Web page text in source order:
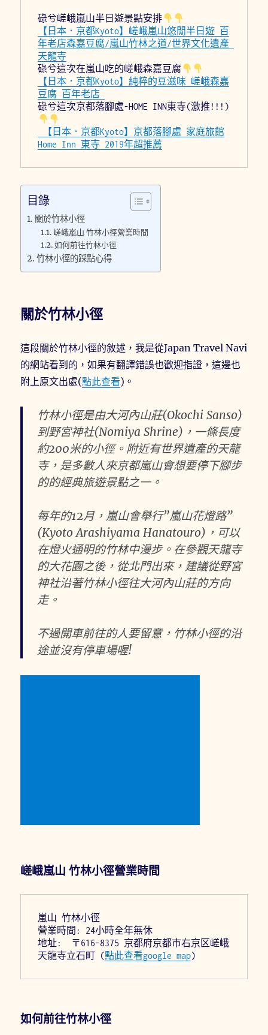
碌兮嵯峨嵐山半日遊景點安排
【日本．京都Kyoto】嵯峨嵐山悠閒半日遊 百
年老店森嘉豆腐/嵐山竹林之道/世界文化遺產
天龍寺
碌兮這次在嵐山吃的嵯峨森嘉豆腐
【日本．京都Kyoto】純粹的豆滋味 嵯峨森嘉
豆腐 百年老店
碌兮這次京都落腳處-HOME INN東寺(激推!!!)
Home Inn 東寺 2019年超推薦
目錄
關於竹林小徑
嵯峨嵐山 竹林小徑營業時間
如何前往竹林小徑
竹林小徑的踩點心得
關於竹林小徑
這段關於竹林小徑的敘述，我是從Japan Travel Navi
的網站看到的，如果有翻譯錯誤也歡迎指證，這邊也
附上原文出處(點此查看)。
竹林小徑是由大河內山莊(Okochi Sanso)
到野宮神社(Nomiya Shrine)，一條長度
約200米的小徑。附近有世界遺產的天龍
寺，是多數人來京都嵐山會想要停下腳步
的的經典旅遊景點之一。
每年的12月，嵐山會舉行”嵐山花燈路”
(Kyoto Arashiyama Hanatouro)，可以
在燈火通明的竹林中漫步。在參觀天龍寺
的大花園之後，從北門出來，建議從野宮
神社沿著竹林小徑往大河內山莊的方向
走。
不過開車前往的人要留意，竹林小徑的沿
途並沒有停車場喔!
嵯峨嵐山 竹林小徑營業時間
嵐山 竹林小徑
營業時間: 24小時全年無休
地址:  〒616-8375 京都府京都市右京区嵯峨
天龍寺立石町 (點此查看google map)
如何前往竹林小徑